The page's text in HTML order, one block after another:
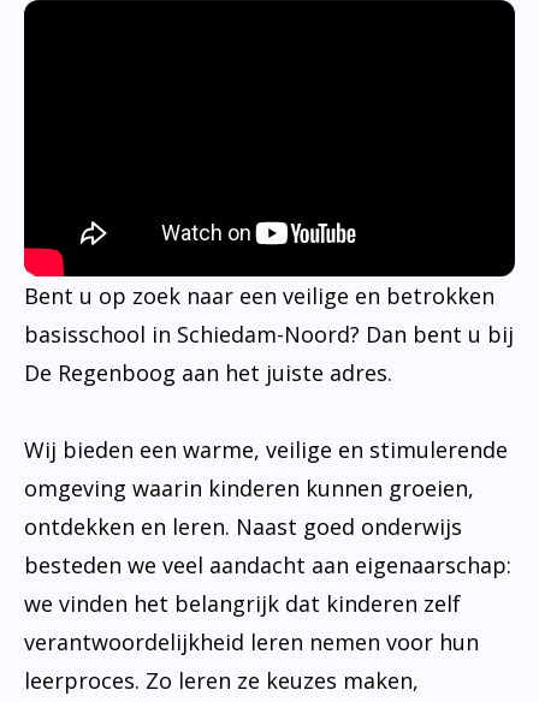
Bent u op zoek naar een veilige en betrokken
basisschool in Schiedam-Noord? Dan bent u bij
De Regenboog aan het juiste adres.
Wij bieden een warme, veilige en stimulerende
omgeving waarin kinderen kunnen groeien,
ontdekken en leren. Naast goed onderwijs
besteden we veel aandacht aan eigenaarschap:
we vinden het belangrijk dat kinderen zelf
verantwoordelijkheid leren nemen voor hun
leerproces. Zo leren ze keuzes maken,